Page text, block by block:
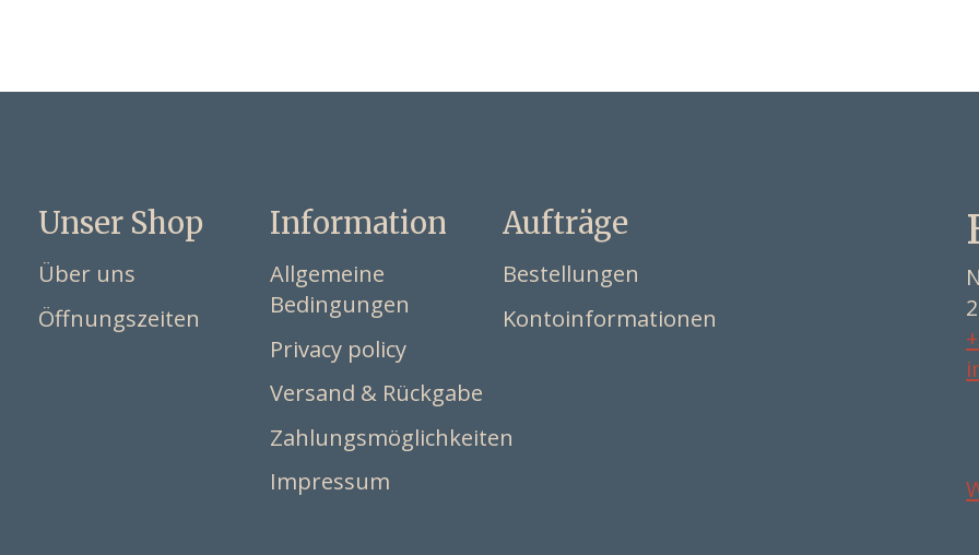
Unser Shop
Über uns
Öffnungszeiten
Information
Allgemeine
Bedingungen
Privacy policy
Versand & Rückgabe
Zahlungsmöglichkeiten
Impressum
Aufträge
Bestellungen
Kontoinformationen